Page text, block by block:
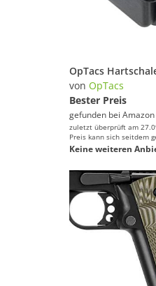
von OpTacs
Bester Preis
gefunden bei Amazon
zuletzt überprüft am
Preis kann sich seitdem
Keine weiteren